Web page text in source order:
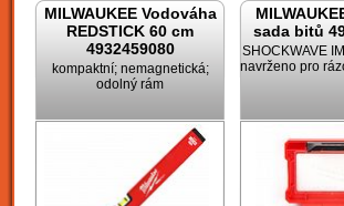
MILWAUKEE Vodováha
REDSTICK 60 cm
4932459080
kompaktní; nemagnetická;
odolný rám
sada bitů
SHOCKWAVE
navrženo pro